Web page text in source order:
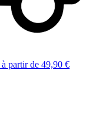
à partir de 49,90 €